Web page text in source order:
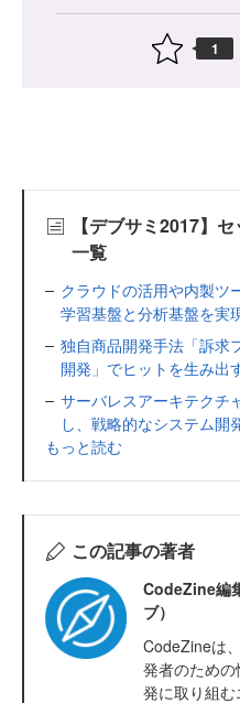
1
【デブサミ2017】
一覧
クラウドの活用や内製ツ
学習基盤と分析基盤を実
独自商品開発手法「訴求
開発」でヒットを生み出
サーバレスアーキテクチ
し、戦略的なシステム開
もっと読む
この記事の著者
CodeZine編
ブ）
CodeZineは
発者のため
発に取り組